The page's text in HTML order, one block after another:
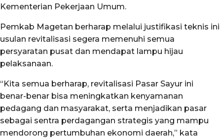
Kementerian Pekerjaan Umum.
Pemkab Magetan berharap melalui justifikasi teknis ini
usulan revitalisasi segera memenuhi semua
persyaratan pusat dan mendapat lampu hijau
pelaksanaan.
“Kita semua berharap, revitalisasi Pasar Sayur ini
benar-benar bisa meningkatkan kenyamanan
pedagang dan masyarakat, serta menjadikan pasar
sebagai sentra perdagangan strategis yang mampu
mendorong pertumbuhan ekonomi daerah,” kata